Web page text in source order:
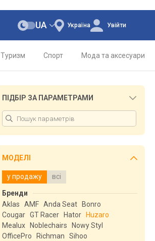
Україна
UA Увійти
Туризм Спорт Мода та аксесуари
ПІДБІР ЗА ПАРАМЕТРАМИ
МОДЕЛІ
у продажу всі
Бренди
Aklas
AMF Anda Seat
Bonro
Cougar GT Racer Hator
Huzaro
Mealux
Noblechairs
Nowy Styl
OfficePro
Richman
Sihoo